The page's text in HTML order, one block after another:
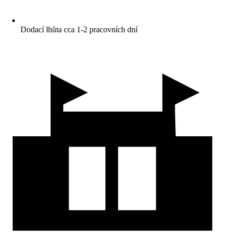
Dodací lhůta cca 1-2 pracovních dní